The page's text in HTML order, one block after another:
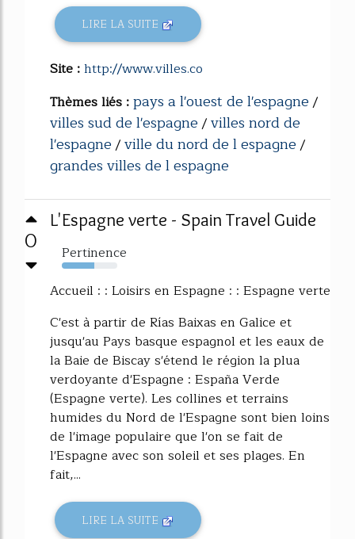
LIRE LA SUITE
Site :http://www.villes.co
Thèmes liés :pays a l'ouest de l'espagne/
villes sud de l'espagne/villes nord de
l'espagne/ville du nord de l espagne/
grandes villes de l espagne
0
L'Espagne verte - Spain Travel Guide
Pertinence
58%
Accueil : : Loisirs en Espagne : : Espagne verte
C'est à partir de Rías Baixas en Galice et
jusqu'au Pays basque espagnol et les eaux de
la Baie de Biscay s'étend le région la plua
verdoyante d'Espagne : España Verde
(Espagne verte). Les collines et terrains
humides du Nord de l'Espagne sont bien loins
de l'image populaire que l'on se fait de
l'Espagne avec son soleil et ses plages. En
fait,...
LIRE LA SUITE